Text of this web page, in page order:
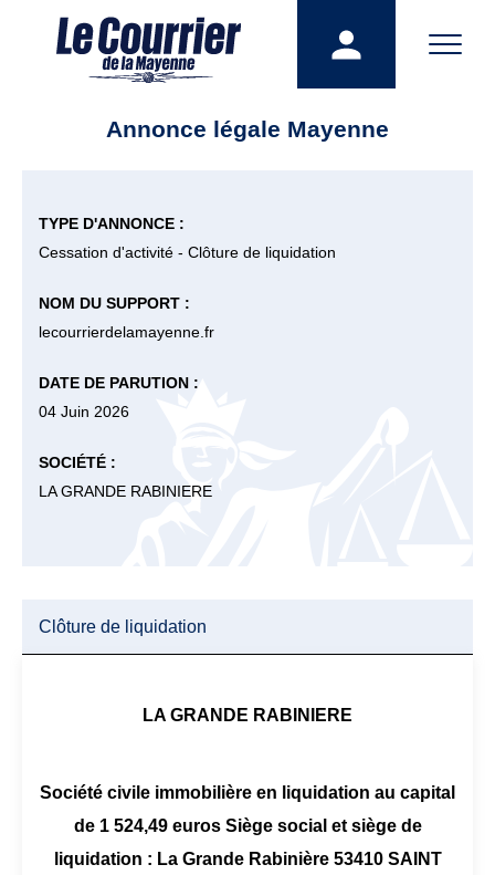
Annonce légale Mayenne
TYPE D'ANNONCE :
Cessation d'activité - Clôture de liquidation
NOM DU SUPPORT :
lecourrierdelamayenne.fr
DATE DE PARUTION :
04 Juin 2026
SOCIÉTÉ :
LA GRANDE RABINIERE
Clôture de liquidation
LA GRANDE RABINIERE
Société civile immobilière en liquidation au capital
de 1 524,49 euros Siège social et siège de
liquidation : La Grande Rabinière 53410 SAINT